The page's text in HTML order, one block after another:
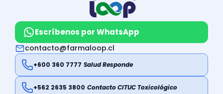
Escríbenos por WhatsApp
contacto@farmaloop.cl
+600 360 7777 Salud Responde
+562 2635 3800 Contacto CITUC Toxicológico